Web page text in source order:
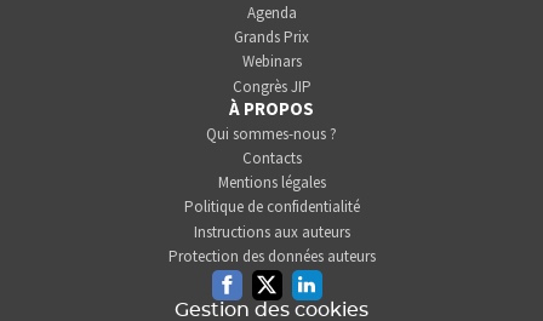
Agenda
Grands Prix
Webinars
Congrès JIP
À PROPOS
Qui sommes-nous ?
Contacts
Mentions légales
Politique de confidentialité
Instructions aux auteurs
Protection des données auteurs
FacebookTwitterLinkedin
Gestion des cookies